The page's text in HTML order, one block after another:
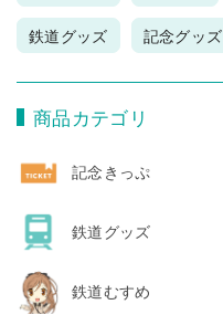
鉄道グッズ 記念グッズ
商品カテゴリ
記念きっぷ
鉄道グッズ
鉄道むすめ